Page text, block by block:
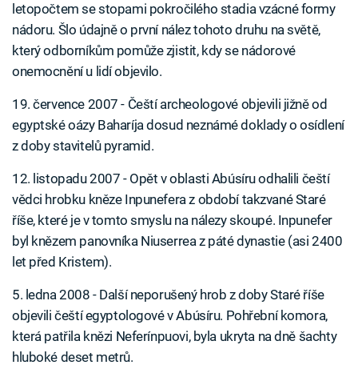
letopočtem se stopami pokročilého stadia vzácné formy
nádoru. Šlo údajně o první nález tohoto druhu na světě,
který odborníkům pomůže zjistit, kdy se nádorové
onemocnění u lidí objevilo.
19. července 2007 - Čeští archeologové objevili jižně od
egyptské oázy Baharíja dosud neznámé doklady o osídlení
z doby stavitelů pyramid.
12. listopadu 2007 - Opět v oblasti Abúsíru odhalili čeští
vědci hrobku kněze Inpunefera z období takzvané Staré
říše, které je v tomto smyslu na nálezy skoupé. Inpunefer
byl knězem panovníka Niuserrea z páté dynastie (asi 2400
let před Kristem).
5. ledna 2008 - Další neporušený hrob z doby Staré říše
objevili čeští egyptologové v Abúsíru. Pohřební komora,
která patřila knězi Neferínpuovi, byla ukryta na dně šachty
hluboké deset metrů.